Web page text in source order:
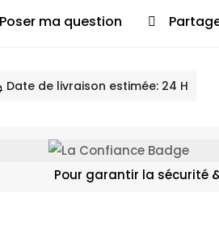
Poser ma question
Date de livraison estimée: 24 H
Pour garantir la sécurité